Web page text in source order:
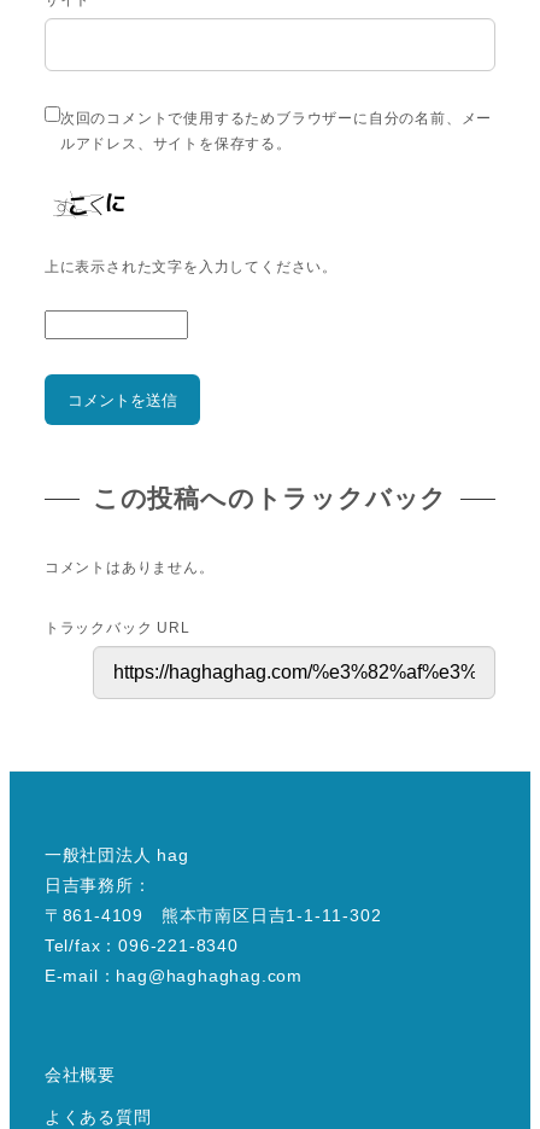
次回のコメントで使用するためブラウザーに自分の名前、メー
ルアドレス、サイトを保存する。
上に表示された文字を入力してください。
この投稿へのトラックバック
コメントはありません。
トラックバック URL
一般社団法人 hag
日吉事務所：
〒861-4109 熊本市南区日吉1-1-11-302
Tel/fax：096-221-8340
E-mail：hag@haghaghag.com
会社概要
よくある質問